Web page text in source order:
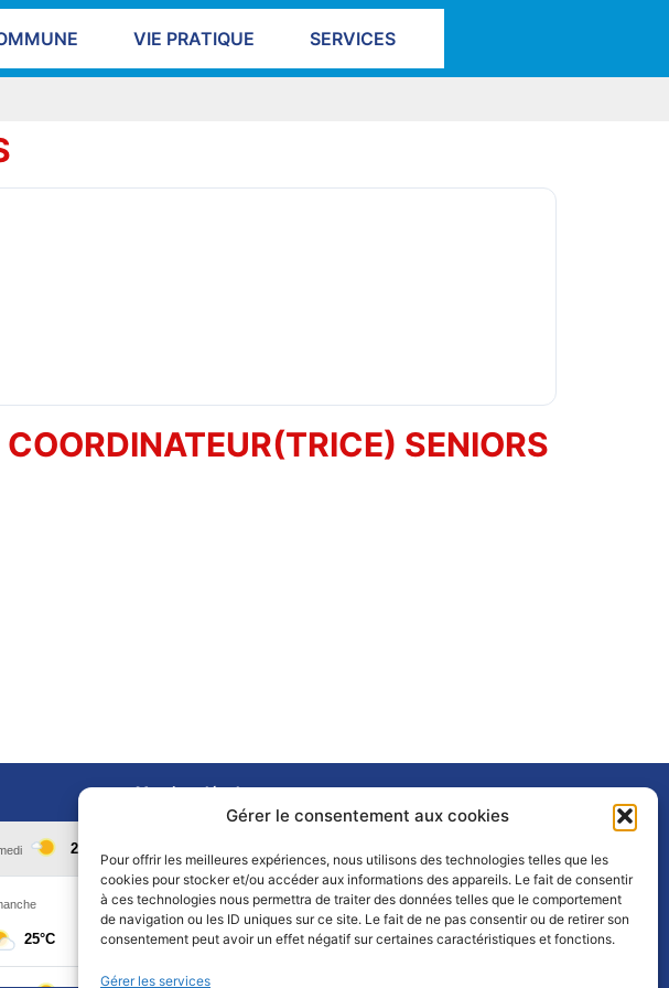
Gérer le consentement aux cookies
Pour offrir les meilleures expériences, nous utilisons des technologies telles que les
cookies pour stocker et/ou accéder aux informations des appareils. Le fait de consentir
à ces technologies nous permettra de traiter des données telles que le comportement
de navigation ou les ID uniques sur ce site. Le fait de ne pas consentir ou de retirer son
consentement peut avoir un effet négatif sur certaines caractéristiques et fonctions.
Gérer les services
VIE PRATIQUE SERVICES
COORDINATEUR(TRICE) SENIORS
Mentions légales
Politique de cookies (UE)
Mentions légales